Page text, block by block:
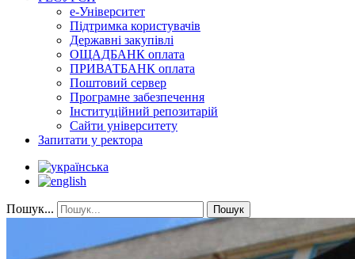
е-Університет
Підтримка користувачів
Державні закупівлі
ОЩАДБАНК оплата
ПРИВАТБАНК оплата
Поштовий сервер
Програмне забезпечення
Інституційний репозитарій
Сайти університету
Запитати у ректора
Пошук... Пошук